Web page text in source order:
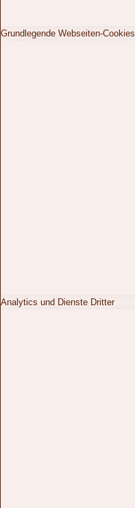
Grundlegende Webseiten-Cookies
Analytics und Dienste Dritter